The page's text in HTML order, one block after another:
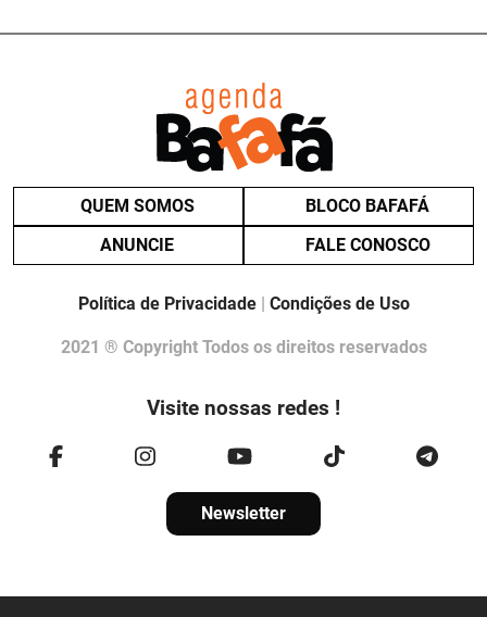
QUEM SOMOS
BLOCO BAFAFÁ
ANUNCIE
FALE CONOSCO
Política de Privacidade| Condições de Uso
2021 ® Copyright Todos os direitos reservados
Visite nossas redes !
Newsletter